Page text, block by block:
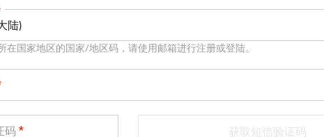
v
t
a
)
陆)
在国家地区的国家/地区码，请使用邮箱进行注册或登陆。
码 获取短信验证码